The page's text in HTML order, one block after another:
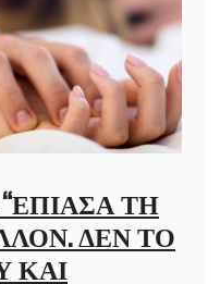
ΤΗ
ΔΕΝ ΤΟ
ΚΑΙ